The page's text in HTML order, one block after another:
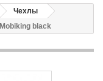
Чехлы
black